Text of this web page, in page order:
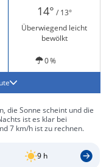
14° / 13°
Überwiegend leicht
bewölkt
0 %
die Sonne scheint und die
ist es klar bei
7 km/h ist zu rechnen.
9 h